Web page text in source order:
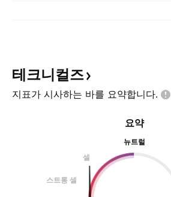
테크니컬즈
지표가 시사하는 바를 요약합니다.
요약
뉴트럴
셀
스트롱 셀